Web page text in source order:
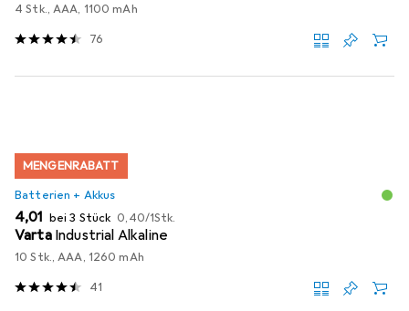
4 Stk., AAA, 1100 mAh
76
MENGENRABATT
Batterien + Akkus
EUR
4,01 bei 3 Stück EUR
0,40/1Stk.
Varta Industrial Alkaline
10 Stk., AAA, 1260 mAh
41